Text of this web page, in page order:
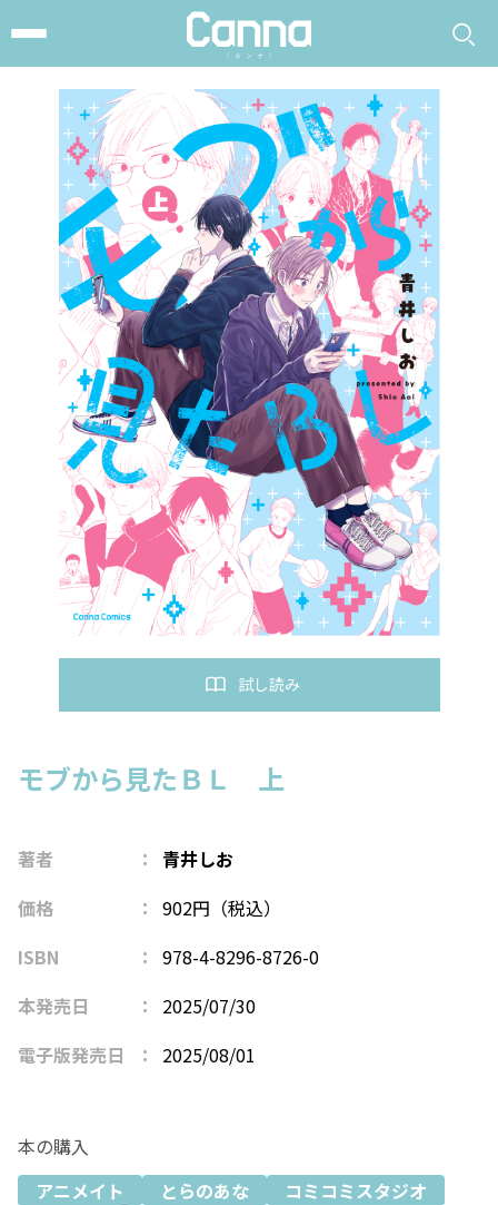
試し読み
モブから見たＢＬ 上
著者
青井しお
価格
902円（税込）
ISBN
978-4-8296-8726-0
本発売日
2025/07/30
電子版発売日
2025/08/01
本の購入
アニメイト
とらのあな
コミコミスタジオ